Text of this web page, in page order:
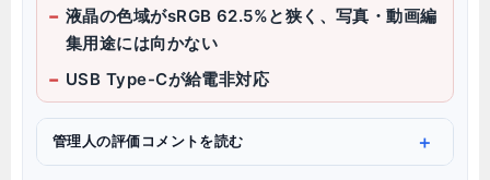
液晶の色域がsRGB 62.5%と狭く、写真・動画編
集用途には向かない
USB Type-Cが給電非対応
管理人の評価コメントを読む